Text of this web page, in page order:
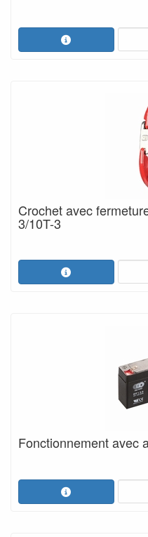
Crochet avec
3/10T-3
Fonctionnement avec